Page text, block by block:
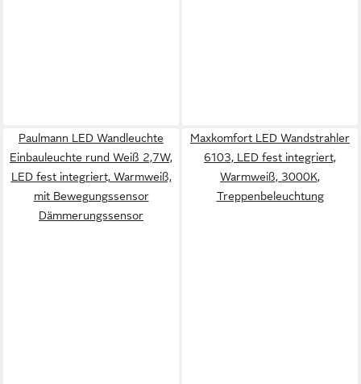
Paulmann LED Wandleuchte
Einbauleuchte rund Weiß 2,7W,
LED fest integriert, Warmweiß,
mit Bewegungssensor
Dämmerungssensor
Maxkomfort LED Wandstrahler
6103, LED fest integriert,
Warmweiß, 3000K,
Treppenbeleuchtung